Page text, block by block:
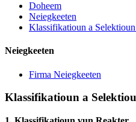
Doheem
Neiegkeeten
Klassifikatioun a
Neiegkeeten
Firma Neiegkeeten
Klassifikatioun a